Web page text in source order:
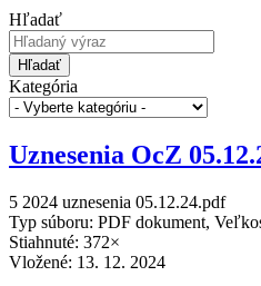
Hľadať
Hľadať
Kategória
Uznesenia OcZ
5 2024 uznesenia 05.12.24.pdf
Typ súboru: PDF dokument,
Stiahnuté: 372×
Vložené: 13. 12. 2024